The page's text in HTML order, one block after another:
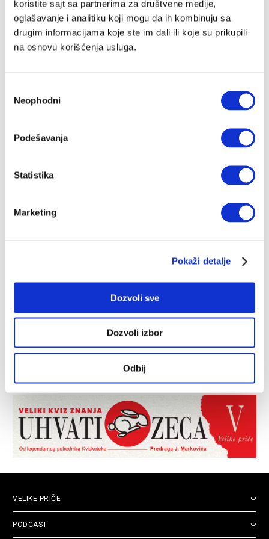
koristite sajt sa partnerima za društvene medije,
oglašavanje i analitiku koji mogu da ih kombinuju sa
drugim informacijama koje ste im dali ili koje su prikupili
na osnovu korišćenja usluga.
сагласности
Neophodni
Podešavanja
Statistika
Marketing
Pokaži detalje
Dozvoli sve
Dozvoli izbor
Odbij
VELIKE PRIČE
PODCAST